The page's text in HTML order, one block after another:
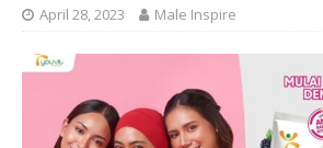
April 28, 2023 Male Inspire